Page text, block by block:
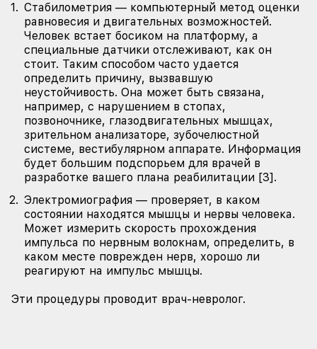
Стабилометрия — компьютерный метод оценки
равновесия и двигательных возможностей.
Человек встает босиком на платформу, а
специальные датчики отслеживают, как он
стоит. Таким способом часто удается
определить причину, вызвавшую
неустойчивость. Она может быть связана,
например, с нарушением в стопах,
позвоночнике, глазодвигательных мышцах,
зрительном анализаторе, зубочелюстной
системе, вестибулярном аппарате. Информация
будет большим подспорьем для врачей в
разработке вашего плана реабилитации [3].
Электромиография — проверяет, в каком
состоянии находятся мышцы и нервы человека.
Может измерить скорость прохождения
импульса по нервным волокнам, определить, в
каком месте поврежден нерв, хорошо ли
реагируют на импульс мышцы.
Эти процедуры проводит врач-невролог.